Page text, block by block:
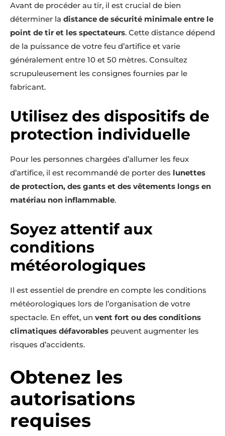
Avant de procéder au tir, il est crucial de bien
déterminer la distance de sécurité minimale entre le
point de tir et les spectateurs. Cette distance dépend
de la puissance de votre feu d’artifice et varie
généralement entre 10 et 50 mètres. Consultez
scrupuleusement les consignes fournies par le
fabricant.
Utilisez des dispositifs de
protection individuelle
Pour les personnes chargées d’allumer les feux
d’artifice, il est recommandé de porter des lunettes
de protection, des gants et des vêtements longs en
matériau non inflammable.
Soyez attentif aux
conditions
météorologiques
Il est essentiel de prendre en compte les conditions
météorologiques lors de l’organisation de votre
spectacle. En effet, un vent fort ou des conditions
climatiques défavorables peuvent augmenter les
risques d’accidents.
Obtenez les
autorisations
requises